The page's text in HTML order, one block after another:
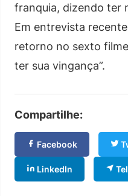
franquia, dizendo ter
Em entrevista
retorno no sexto
ter sua vingança”.
Compartilhe:
Facebook
LinkedIn